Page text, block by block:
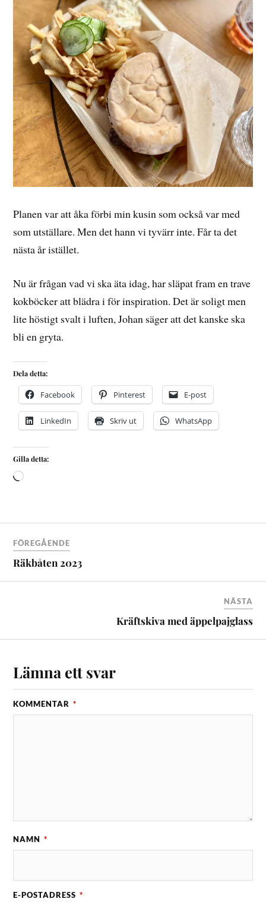
Planen var att åka förbi min kusin som också var med
som utställare. Men det hann vi tyvärr inte. Får ta det
nästa år istället.
Nu är frågan vad vi ska äta idag, har släpat fram en trave
kokböcker att blädra i för inspiration. Det är soligt men
lite höstigt svalt i luften, Johan säger att det kanske ska
bli en gryta.
Dela detta:
Facebook Pinterest E-post
LinkedIn Skriv ut WhatsApp
Gilla detta:
FÖREGÅENDE
Räkbåten 2023
NÄSTA
Kräftskiva med äppelpajglass
Lämna ett svar
KOMMENTAR *
NAMN *
E-POSTADRESS *